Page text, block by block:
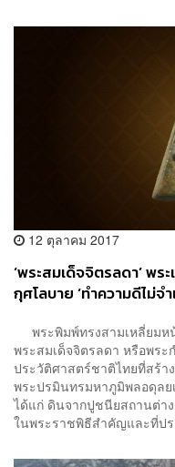
12 ตุลาคม 2017
‘พระสมเด็จจิตรลดา’ พร
กุศโลบาย ‘ทำความดีไม่จ
พระพิมพ์ทรงสามเหลี่ยมห
พระสมเด็จจิตรลดา หรือพร
ประวัติศาสตร์ชาติไทยที่สร้า
พระปรมินทรมหาภูมิพลอดุล
ได้แก่ ดินจากปูชนียสถานต่า
ในพระราชพิธีสำคัญและที่ป